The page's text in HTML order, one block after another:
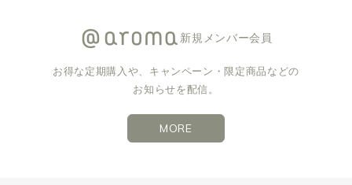
新規メンバー会員
お得な定期購入や、キャンペーン・限定商品などの
お知らせを配信。
MORE